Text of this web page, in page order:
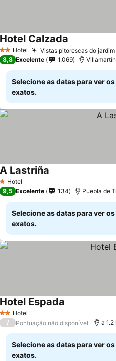
2 Estrelas
Hotel Vistas pitorescas do
Hotel Calzada
8,8 Excelente 1.069 Villamartín
Selecione as datas para ver
exatos.
1 Estrelas
Hotel
A Lastriña
9,5 Excelente 134 Puebla de
Selecione as datas para ver
exatos.
2 Estrelas
Hotel
Hotel Espada
/ Pontuação não disponível a 1.2
Selecione as datas para ver
exatos.